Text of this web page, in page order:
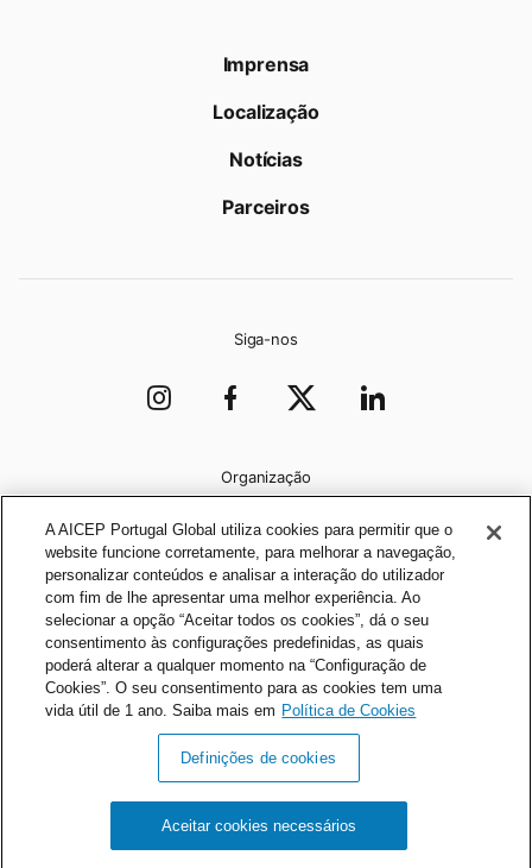
Imprensa
Localização
Notícias
Parceiros
Siga-nos
Organização
AICEP © 2026 Todos os direitos reservados.
A AICEP Portugal Global utiliza cookies para permitir que o
website funcione corretamente, para melhorar a navegação,
personalizar conteúdos e analisar a interação do utilizador
com fim de lhe apresentar uma melhor experiência. Ao
selecionar a opção “Aceitar todos os cookies”, dá o seu
consentimento às configurações predefinidas, as quais
poderá alterar a qualquer momento na “Configuração de
Cookies”. O seu consentimento para as cookies tem uma
vida útil de 1 ano. Saiba mais em Política de Cookies
Definições de cookies
Aceitar cookies necessários